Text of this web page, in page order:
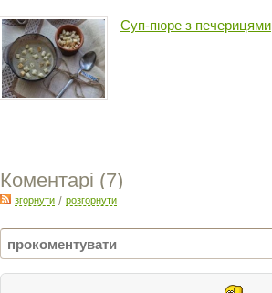
Суп-пюре з печерицями
Коментарі (7)
згорнути/ розгорнути